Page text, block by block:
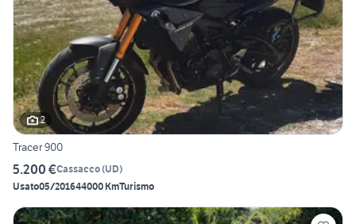
2
Tracer 900
5.200 €Cassacco(UD)
Usato05/201644000 KmTurismo